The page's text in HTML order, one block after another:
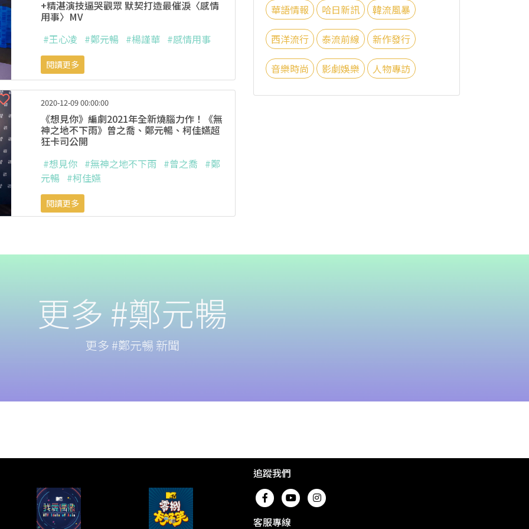
華語情報 哈日新訊 韓流風暴
西洋流行 泰流前線 新作發行
音樂時尚 影劇娛樂 人物專訪
+精湛演技逼哭觀眾 默契打造最催淚〈感情
用事〉MV
#王心凌 #鄭元暢 #楊謹華 #感情用事
閱讀更多
2020-12-09 00:00:00
《想見你》編劇2021年全新燒腦力作！《無
神之地不下雨》曾之喬、鄭元暢、柯佳嬿超
狂卡司公開
#想見你 #無神之地不下雨 #曾之喬 #鄭
元暢 #柯佳嬿
閱讀更多
更多 #鄭元暢
更多 #鄭元暢 新聞
追蹤我們
客服專線